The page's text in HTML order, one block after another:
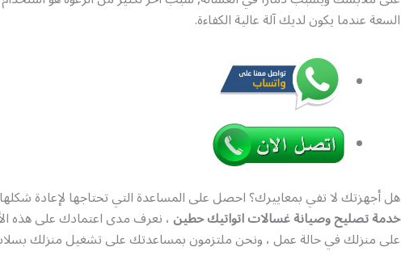
السعة عندما يكون لديك آلة عالية الكفاءة.
هل أجهزتك لا تفي بمعاييرك؟ احصل على المساعدة التي تحتاجها لإعادة
خدمة تصليح وصيانة غسالات اتواتيك حطين، نعرف مدى اعتمادك على هذه
على منزلك في حالة عمل ، ونحن ملتزمون بمساعدتك على تشغيل منزلك